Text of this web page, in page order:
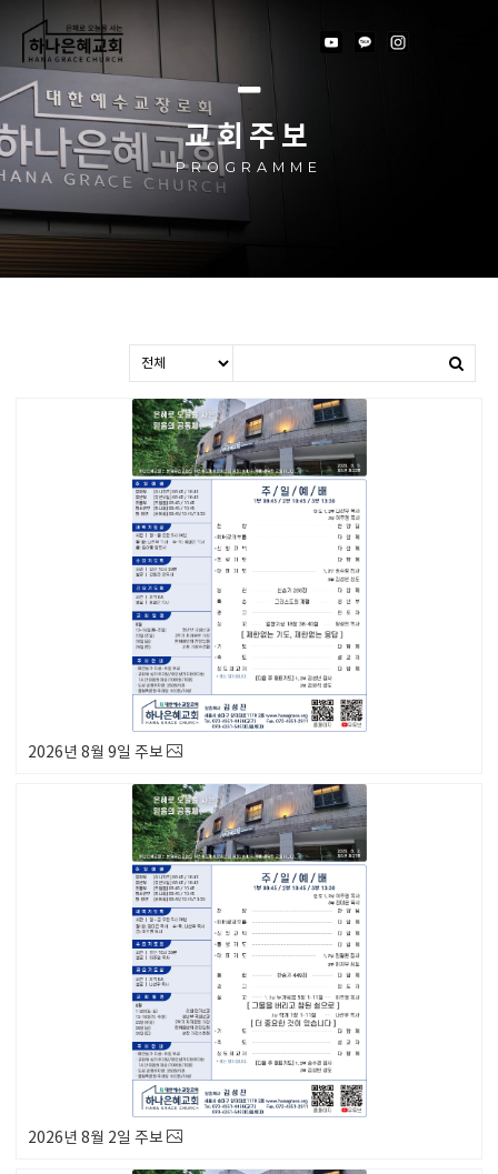
교회주보
PROGRAMME
2026년 8월 9일 주보
2026년 8월 2일 주보